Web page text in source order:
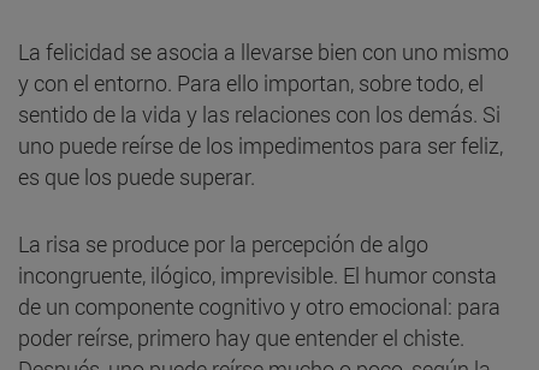
La felicidad se asocia a llevarse bien con uno mismo
y con el entorno. Para ello importan, sobre todo, el
sentido de la vida y las relaciones con los demás. Si
uno puede reírse de los impedimentos para ser feliz,
es que los puede superar.
La risa se produce por la percepción de algo
incongruente, ilógico, imprevisible. El humor consta
de un componente cognitivo y otro emocional: para
poder reírse, primero hay que entender el chiste.